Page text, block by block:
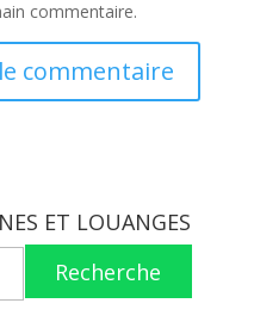
commentaire.
ET LOUANGES
Recherche